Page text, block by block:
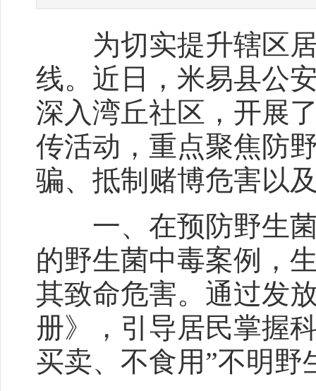
为切实提升辖区居
线。近日，米易县公
深入湾丘社区，开展
传活动，重点聚焦防
骗、抵制赌博危害以
一、在预防野生菌
的野生菌中毒案例，
其致命危害。通过发
册》，引导居民掌握
买卖、不食用”不明野